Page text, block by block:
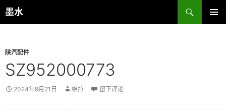
跳
至
墨水
搜
索
陕汽配件
SZ952000773
2024年9月21日 维拉 留下评论